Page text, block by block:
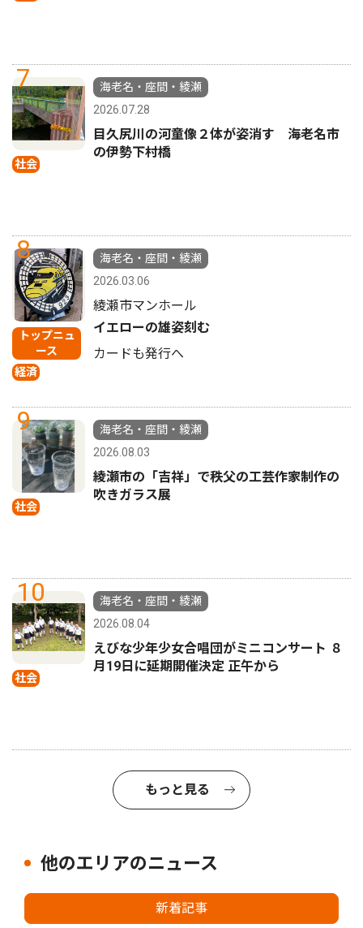
7
社会
海老名・座間・綾瀬
2026.07.28
目久尻川の河童像２体が姿消す 海老名市
の伊勢下村橋
8
トップニュ
ース
経済
海老名・座間・綾瀬
2026.03.06
綾瀬市マンホール
イエローの雄姿刻む
カードも発行へ
9
社会
海老名・座間・綾瀬
2026.08.03
綾瀬市の「吉祥」で秩父の工芸作家制作の
吹きガラス展
10
社会
海老名・座間・綾瀬
2026.08.04
えびな少年少女合唱団がミニコンサート ８
月19日に延期開催決定 正午から
もっと見る
他のエリアのニュース
新着記事